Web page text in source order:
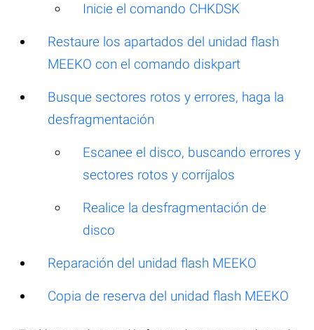
Inicie el comando CHKDSK
Restaure los apartados del unidad flash
MEEKO con el comando diskpart
Busque sectores rotos y errores, haga la
desfragmentación
Escanee el disco, buscando errores y
sectores rotos y corríjalos
Realice la desfragmentación de
disco
Reparación del unidad flash MEEKO
Copia de reserva del unidad flash MEEKO